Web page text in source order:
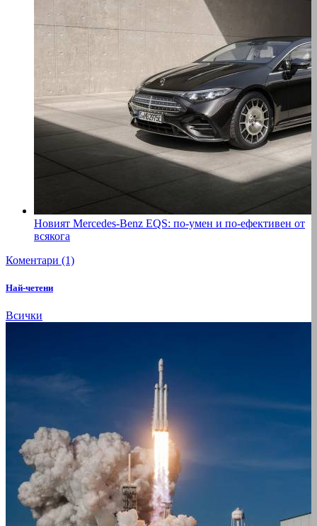
Новият Mercedes-Benz EQS: по-умен и по-ефективен от
всякога
Коментари (1)
Най-четени
Всички